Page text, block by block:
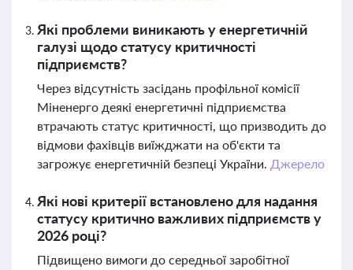
Які проблеми виникають у енергетичній
галузі щодо статусу критичності
підприємств?
Через відсутність засідань профільної комісії
Міненерго деякі енергетичні підприємства
втрачають статус критичності, що призводить до
відмови фахівців виїжджати на об'єкти та
загрожує енергетичній безпеці України. Джерело
Які нові критерії встановлено для надання
статусу критично важливих підприємств у
2026 році?
Підвищено вимоги до середньої заробітної